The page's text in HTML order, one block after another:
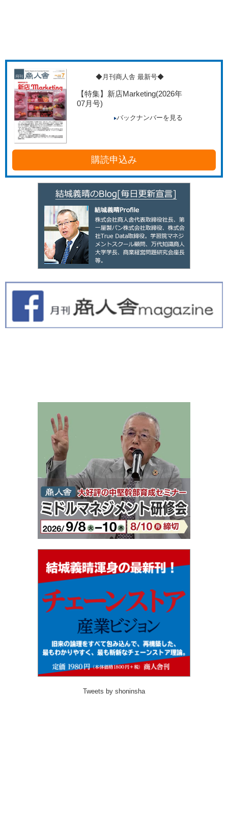
◆月刊商人舎 最新号◆
【特集】新店Marketing(2026年
07月号)
バックナンバーを見る
購読申込み
Tweets by shoninsha